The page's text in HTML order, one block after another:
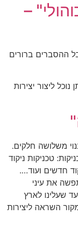
–
ההסברים ברורים
ליצור יצירות
משלושה חלקים.
טכניקות ניקוד
חדשים ועוד….
את עיני
שעלינו לארץ
מקור השראה ליצירות